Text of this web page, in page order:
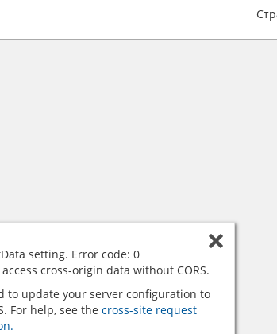
setting. Error code: 0
cross-origin data without CORS.
to update your server configuration to
For help, see the cross-site request